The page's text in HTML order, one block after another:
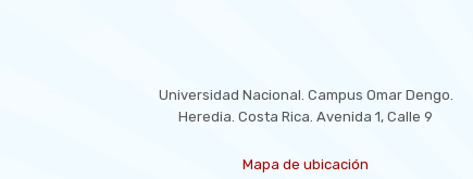
Universidad Nacional. Campus Omar Dengo.
Heredia. Costa Rica. Avenida 1, Calle 9
Mapa de ubicación